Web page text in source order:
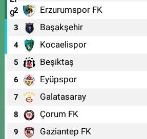
2 Erzurumspor FK
3 Başakşehir
4 Kocaelispor
5 Beşiktaş
6 Eyüpspor
7 Galatasaray
8 Çorum FK
9 Gaziantep FK